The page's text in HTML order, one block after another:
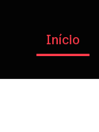
Início